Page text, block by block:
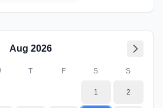
Aug 2026
T F S S
1 2